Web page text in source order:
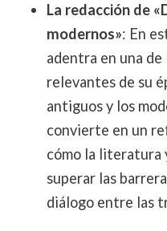
La redacción de
modernos»: En
adentra en una de
relevantes de su
antiguos y los
convierte en un
cómo la literatura
superar las
diálogo entre las